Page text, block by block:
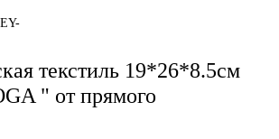
текстиль 19*26*8.5см
" от прямого